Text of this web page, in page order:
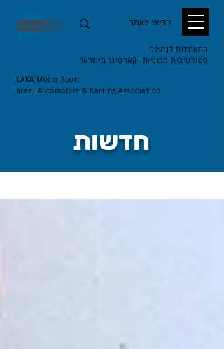
התאחדות לנהיגה
ספורטיבית מכוניות וקארטינג בישראל
ILAKA Motor Sport
Israel Automobile & Karting Association
חדשות